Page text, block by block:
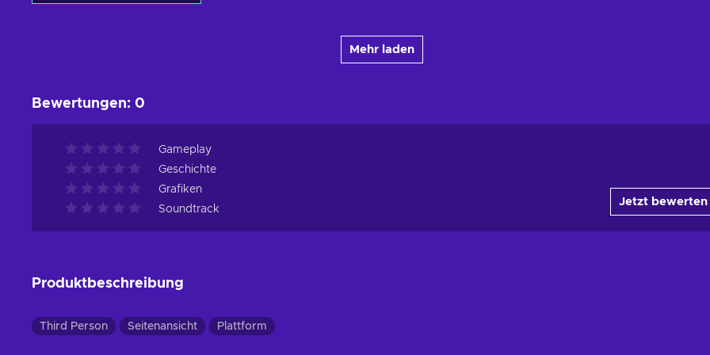
Mehr laden
Bewertungen: 0
Gameplay
Geschichte
Grafiken
Soundtrack
Jetzt bewerten
Produktbeschreibung
Third Person Seitenansicht Plattform